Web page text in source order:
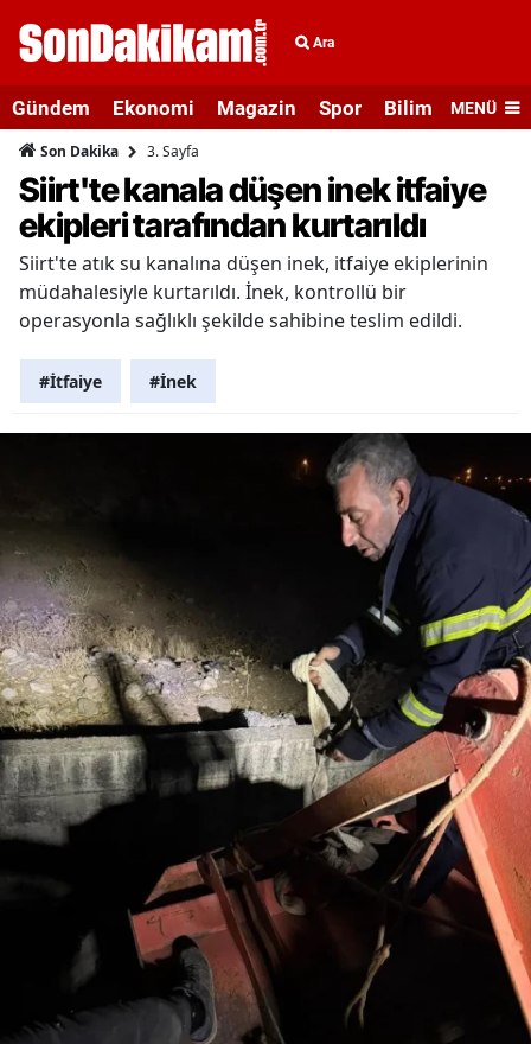
Ara
Gündem Ekonomi Magazin Spor Bilim veMENÜ
Son Dakika 3. Sayfa
Siirt'te kanala düşen inek itfaiye
ekipleri tarafından kurtarıldı
Siirt'te atık su kanalına düşen inek, itfaiye ekiplerinin
müdahalesiyle kurtarıldı. İnek, kontrollü bir
operasyonla sağlıklı şekilde sahibine teslim edildi.
#İtfaiye #İnek